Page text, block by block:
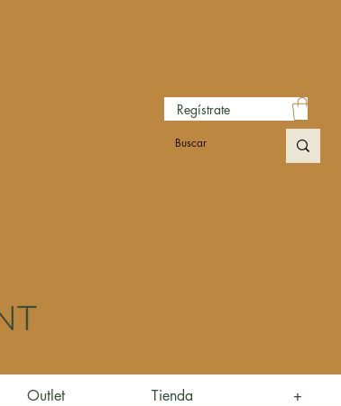
Regístrate
Outlet Tienda +